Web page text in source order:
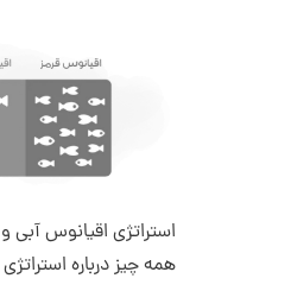
استراتژی اقیانوس
همه چیز درباره